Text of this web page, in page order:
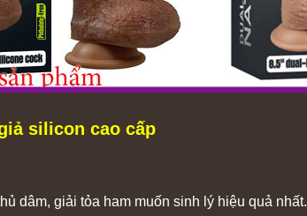
silicon cao cấp
dâm, giải tỏa ham muốn sinh lý hiệu quả nhất.